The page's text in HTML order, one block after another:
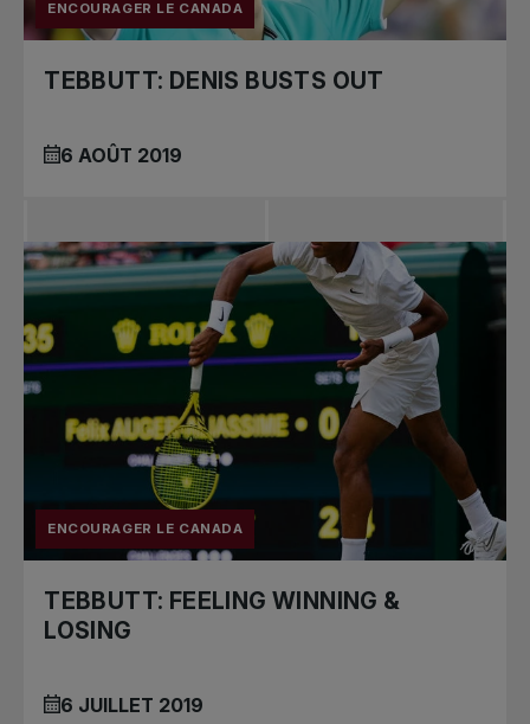
ENCOURAGER LE CANADA
TEBBUTT: DENIS BUSTS OUT
6 AOÛT 2019
ENCOURAGER LE CANADA
TEBBUTT: FEELING WINNING &
LOSING
6 JUILLET 2019